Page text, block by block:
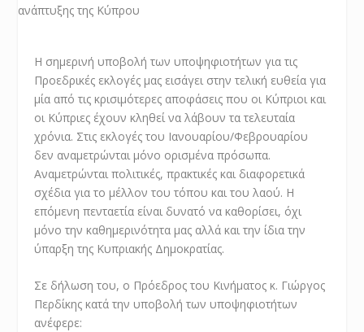
Η σημερινή υποβολή των υποψηφιοτήτων για τις
Προεδρικές εκλογές μας εισάγει στην τελική ευθεία για
μία από τις κρισιμότερες αποφάσεις που οι Κύπριοι και
οι Κύπριες έχουν κληθεί να λάβουν τα τελευταία
χρόνια. Στις εκλογές του Ιανουαρίου/Φεβρουαρίου
δεν αναμετρώνται μόνο ορισμένα πρόσωπα.
Αναμετρώνται πολιτικές, πρακτικές και διαφορετικά
σχέδια για το μέλλον του τόπου και του λαού. Η
επόμενη πενταετία είναι δυνατό να καθορίσει, όχι
μόνο την καθημερινότητα μας αλλά και την ίδια την
ύπαρξη της Κυπριακής Δημοκρατίας.
Σε δήλωση του, ο Πρόεδρος του Κινήματος κ. Γιώργος
Περδίκης κατά την υποβολή των υποψηφιοτήτων
ανέφερε: